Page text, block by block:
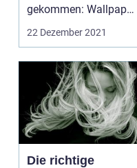
gekommen: Wallpaper
Tapeten für Kinder.
22 Dezember 2021
Die richtige